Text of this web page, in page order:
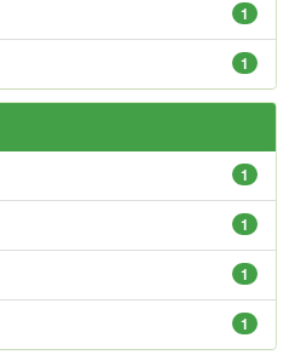
1
1
1
1
1
1